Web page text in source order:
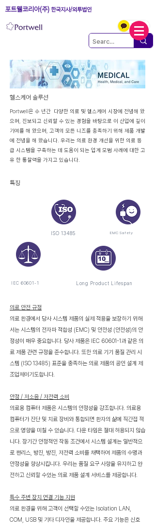
포트웰코리아(주) 한국지사/외투법인
헬스케어 솔루션
Portwell은 수 년간 다양한 의료 및 헬스케어 시장에 전념해 왔
으며, 진보되고 신뢰할 수 있는 경험을 바탕으로 이 산업에 깊이
기여를 해 왔으며, 고객의 모든 니즈를 충족하기 위해 제품 개발
에 전념을 해 왔습니다. 우리는 의료 환경 개선을 위한 의료 등
급 시스템을 구축하는 데 도움이 되는 업계 모범 사례에 대한 고
유 한 통찰력을 가지고 있습니다.
​특징
IEC 60601-1
ISO 13485 EMC Safety
Long Product Lifespan
의료 안전 규정
의료 환경에서 당사 시스템 제품의 실제 적용을 보장하기 위해
서는 시스템의 전자파 적합성 (EMC) 및 안전성 (안전성)의 안
정성이 매우 중요합니다. 당사 제품은 IEC 60601-1과 같은 의
료 제품 관련 규정을 준수합니다. 또한 의료 기기 품질 관리 시
스템 (ISO 13485) 표준을 충족하는 의료 제품의 공인 설계 제
조업체이기도합니다.
안정 / 저소음 / 저전력 소비
의료용 컴퓨터 제품은 시스템의 안정성을 강조합니다. 의료용
컴퓨터가 진단 및 치료 장비와 통합되면 환자의 삶에 직간접 적
으로 영향을 미칠 수 있습니다. 다운 타임은 절대 허용되지 않습
니다. 장기간 안정적인 작동 조건에서 시스템 설계는 일반적으
로 팬리스, 방진, 방진, 저전력 소비를 채택하여 제품의 수명과
안정성을 향상시킵니다. 우리는 품질 요구 사항을 유지하고 완
전하고 신뢰할 수있는 의료 제품 설계 서비스를 제공합니다.
특수 주변 장치 연결 기능 지원
의료 환경을 위해 고객이 선택할 수있는 Isolation LAN,
COM, USB 및 기타 디자인을 제공합니다. 주요 기능은 신호